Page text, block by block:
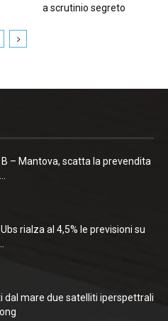
a scrutinio segreto
B – Mantova, scatta la prevendita
rialza al 4,5% le previsioni su
dal mare due satelliti iperspettrali